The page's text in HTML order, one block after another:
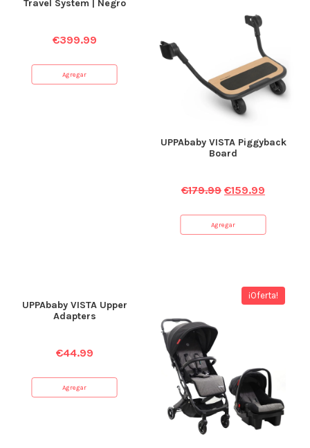
Travel System | Negro
€399.99
Agregar
UPPAbaby VISTA Piggyback
Board
€179.99 €159.99
Agregar
UPPAbaby VISTA Upper
Adapters
€44.99
Agregar
¡Oferta!